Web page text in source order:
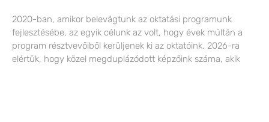
2020-ban, amikor belevágtunk az oktatási programunk
fejlesztésébe, az egyik célunk az volt, hogy évek múltán a
program résztvevőiből kerüljenek ki az oktatóink. 2026-ra
elértük, hogy közel megduplázódott képzőink száma, akik